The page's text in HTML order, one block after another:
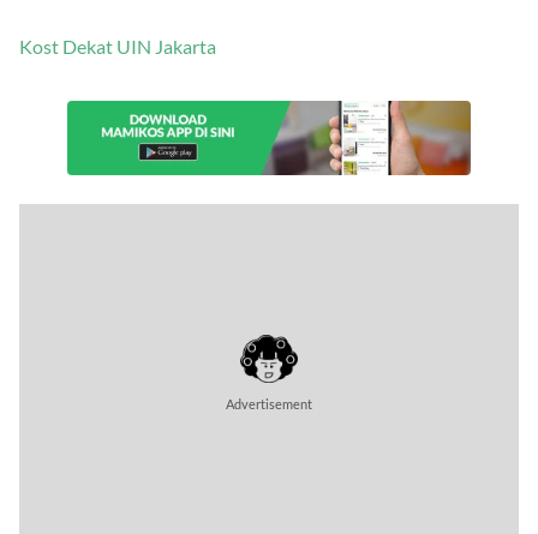
Kost Dekat UIN Jakarta
Advertisement